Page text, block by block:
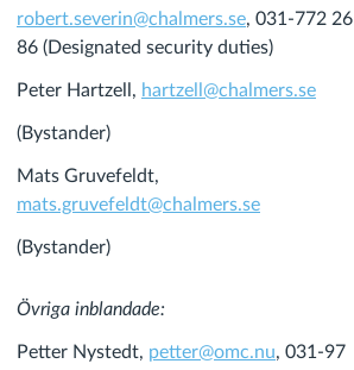
robert.severin@chalmers.se, 031-772 26
86 (Designated security duties)
Peter Hartzell, hartzell@chalmers.se
(Bystander)
Mats Gruvefeldt,
mats.gruvefeldt@chalmers.se
(Bystander)
Övriga inblandade:
Petter Nystedt, petter@omc.nu, 031-97